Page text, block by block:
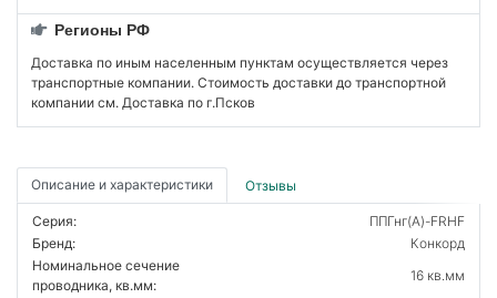
Регионы РФ
Доставка по иным населенным пунктам осуществляется через
транспортные компании. Стоимость доставки до транспортной
компании см. Доставка по г.Псков
Описание и характеристики Отзывы
Серия:
ППГнг(А)-FRHF
Бренд:
Конкорд
Номинальное сечение
проводника, кв.мм:
16 кв.мм